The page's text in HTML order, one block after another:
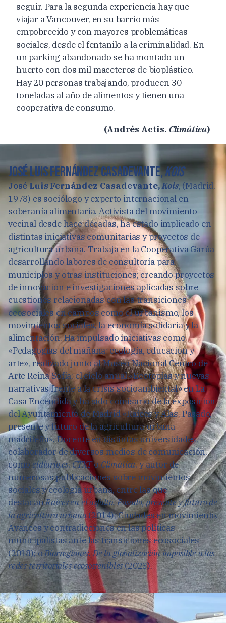
seguir. Para la segunda experiencia hay que
viajar a Vancouver, en su barrio más
empobrecido y con mayores problemáticas
sociales, desde el fentanilo a la criminalidad. En
un parking abandonado se ha montado un
huerto con dos mil maceteros de bioplástico.
Hay 20 personas trabajando, producen 30
toneladas al año de alimentos y tienen una
cooperativa de consumo.
(Andrés Actis. Climática)
José Luis Fernández Casadevante,Kois
José Luis Fernández Casadevante,Kois, (Madrid,
1978) es sociólogo y experto internacional en
soberanía alimentaria. Activista del movimiento
vecinal desde hace décadas, ha estado implicado en
distintas iniciativas comunitarias y proyectos de
agricultura urbana. Trabaja en la Cooperativa Garúa
desarrollando labores de consultoría para
municipios y otras instituciones; creando proyectos
de innovación e investigaciones aplicadas sobre
cuestiones relacionadas con las transiciones
ecosociales en campos como el urbanismo, los
movimientos sociales, la economía solidaria y la
alimentación. Ha impulsado iniciativas como
«Pedagogías del mañana: ecología, educación y
arte», realizado junto al Museo Nacional Centro de
Arte Reina Sofía; el ciclo anual «Ecotopías y nuevas
narrativas frente a la crisis socioambiental» en La
Casa Encendida y ha sido comisario de la exposición
del Ayuntamiento de Madrid «Raíces y Alas. Pasado,
presente y futuro de la agricultura urbana
madrileña». Docente en distintas universidades,
colaborador de diversos medios de comunicación,
como eldiario.es,CTXToClimática, y autor de
numerosas publicaciones sobre movimientos
sociales y ecología urbana, entre las que
destacanRaíces en el asfalto. Pasado, presente y futuro de
la agricultura urbana(2014); Ciudades en movimiento.
Avances y contradicciones en las políticas
municipalistas ante las transiciones ecosociales
(2018); oBiorregiones. De la globalización imposible a las
redes territoriales ecosostenibles(2023).